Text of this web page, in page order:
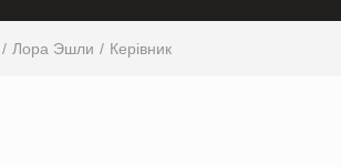
Лора Эшли Керівник